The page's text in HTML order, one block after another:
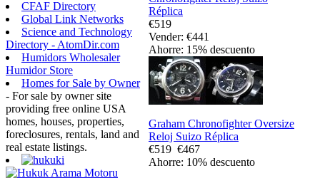
CFAF Directory
Global Link Networks
Science and Technology
Directory - AtomDir.com
Humidors Wholesaler
Humidor Store
Homes for Sale by Owner
- For sale by owner site
providing free online USA
homes, houses, properties,
foreclosures, rentals, land and
real estate listings.
Réplica
€519
Vender: €441
Ahorre: 15% descuento
Graham Chronofighter Oversize
Reloj Suizo Réplica
€519 €467
Ahorre: 10% descuento